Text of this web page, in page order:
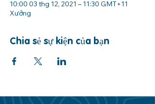
10:00 03 thg 12, 2021 – 11:30 GMT+11
Xưởng
Chia sẻ sự kiện của bạn